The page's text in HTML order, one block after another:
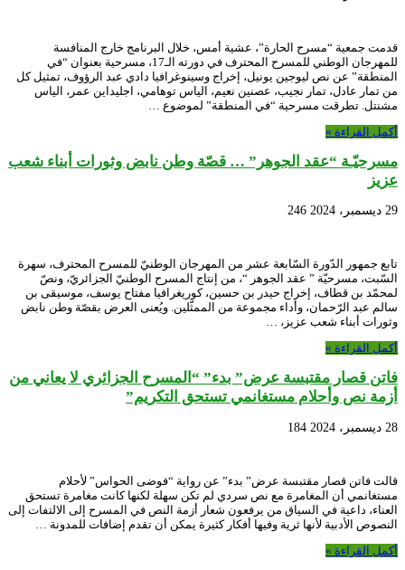
قدمت جمعية “مسرح الحارة”، عشية أمس، خلال البرنامج خارج المنافسة
للمهرجان الوطني للمسرح المحترف في دورته الـ17، مسرحية بعنوان “في
المنطقة” عن نص ليوجين يونيل، إخراج وسينوغرافيا دادي عبد الرؤوف، تمثيل كل
من تمار عادل، تمار نجيب، عصنين نعيم، الياس توهامي، اجليداين عمر، الياس
مشنتل. تطرقت مسرحية “في المنطقة” لموضوع …
أكمل القراءة »
مسرحيّـة “عقد الجوهر” … قصّة وطن نابض وثورات أبناء شعب
عزيز
29 ديسمبر، 2024 246
تابع جمهور الدّورة السّابعة عشر من المهرجان الوطنيّ للمسرح المحترف، سهرة
السّبت، مسرحيّة ” عقد الجوهر “، من إنتاج المسرح الوطنيّ الجزائريّ، ونصّ
لمحمّد بن قطاف، إخراج حيدر بن حسين، كوريغرافيا مفتاح يوسف، موسيقى بن
سالم عبد الرّحمان، وأداء مجموعة من الممثّلين. ويُعنى العرض بقصّة وطن نابض
وثورات أبناء شعب عزيز، …
أكمل القراءة »
فاتن قصار مقتبسة عرض” بدء” “المسرح الجزائري لا يعاني من
أزمة نص وأحلام مستغانمي تستحق التكريم”
28 ديسمبر، 2024 184
قالت فاتن قصار مقتبسة عرض” بدء” عن رواية “فوضى الحواس” لأحلام
مستغانمي أن المغامرة مع نص سردي لم تكن سهلة لكنها كانت مغامرة تستحق
العناء، داعية في السياق من يرفعون شعار أزمة النص في المسرح إلى الالتفات إلى
النصوص الأدبية لأنها ثرية وفيها أفكار كثيرة يمكن أن تقدم إضافات للمدونة …
أكمل القراءة »